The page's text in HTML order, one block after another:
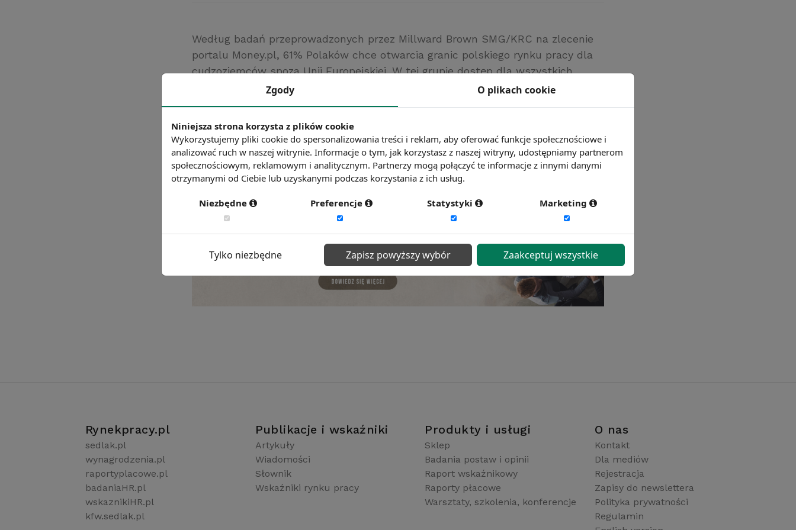
Według badań przeprowadzonych przez Millward Brown SMG/KRC na zlecenie
portalu Money.pl, 61% Polaków chce otwarcia granic polskiego rynku pracy dla
cudzoziemców spoza Unii Europejskiej. W tej grupie dostęp dla wszystkich
narodowości deklaruje 34% badanych, a 27% chce takiej możliwości tylko dla
Chcesz wiedzieć więcej?Zobacz więcej wiadomości
Rynekpracy.pl
sedlak.pl
wynagrodzenia.pl
raportyplacowe.pl
badaniaHR.pl
wskaznikiHR.pl
kfw.sedlak.pl
Publikacje i wskaźniki
Artykuły
Wiadomości
Słownik
Wskaźniki rynku pracy
Produkty i usługi
Sklep
Badania postaw i opinii
Raport wskaźnikowy
Raporty płacowe
Warsztaty, szkolenia, konferencje
O nas
Kontakt
Dla mediów
Rejestracja
Zapisy do newslettera
Polityka prywatności
Regulamin
Zgody O plikach cookie
Niniejsza strona korzysta z plików cookie
Wykorzystujemy pliki cookie do spersonalizowania treści i reklam, aby oferować funkcje społecznościowe i
analizować ruch w naszej witrynie. Informacje o tym, jak korzystasz z naszej witryny, udostępniamy partnerom
społecznościowym, reklamowym i analitycznym. Partnerzy mogą połączyć te informacje z innymi danymi
otrzymanymi od Ciebie lub uzyskanymi podczas korzystania z ich usług.
Niezbędne Preferencje Statystyki Marketing
Tylko niezbędne Zapisz powyższy wybór Zaakceptuj wszystkie